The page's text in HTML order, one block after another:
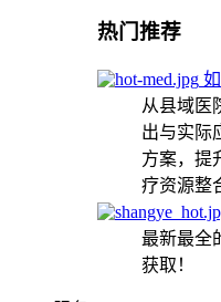
热门推荐
从县域医
出与实际
方案，提
疗资源整
最新最全
获取！